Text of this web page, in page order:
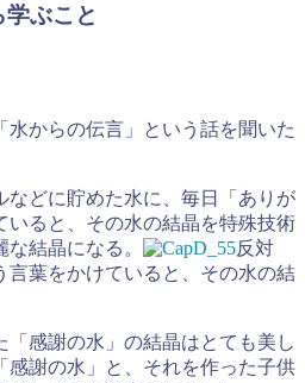
学ぶこと
水からの伝言」という話を聞いた
などに貯めた水に、毎日「ありが
いると、その水の結晶を特殊技術
結晶になる。
反対
言葉をかけていると、その水の結
感謝の水」の結晶はとても美し
感謝の水」と、それを作った子供